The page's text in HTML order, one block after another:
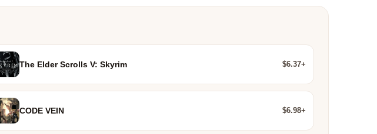
The Elder Scrolls V: Skyrim $6.37+
CODE VEIN $6.98+